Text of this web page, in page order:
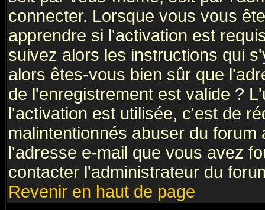
connecter. Lorsque vous vous
apprendre si l'activation est
suivez alors les instructions qui
alors êtes-vous bien sûr que
de l'enregistrement est valide ?
l'activation est utilisée, c'est de
malintentionnés abuser du
l'adresse e-mail que vous avez
contacter l'administrateur du
Revenir en haut de page